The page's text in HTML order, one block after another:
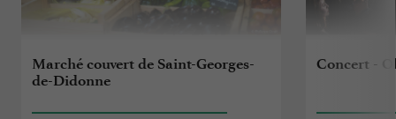
Marché couvert de Saint-Georges-
de-Didonne
Concert -